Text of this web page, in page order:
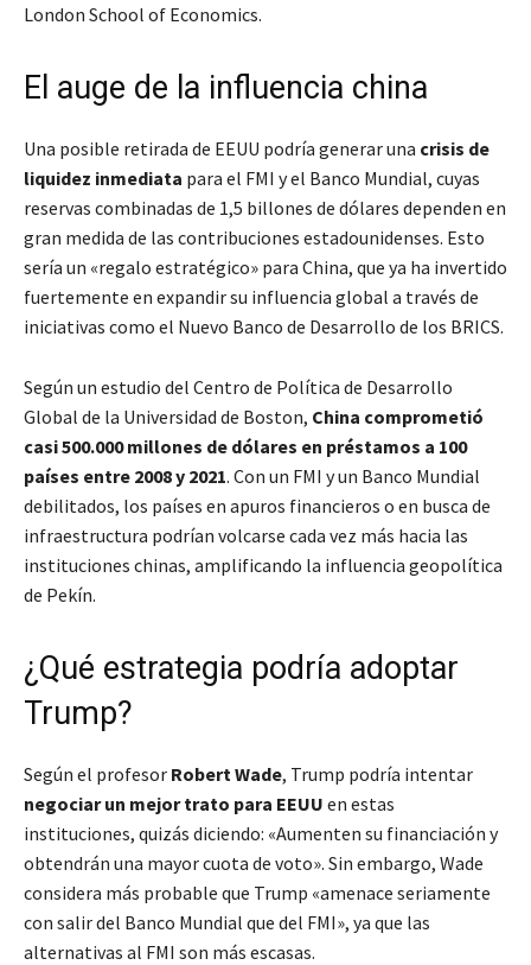
London School of Economics.
El auge de la influencia china
Una posible retirada de EEUU podría generar una crisis de
liquidez inmediata para el FMI y el Banco Mundial, cuyas
reservas combinadas de 1,5 billones de dólares dependen en
gran medida de las contribuciones estadounidenses. Esto
sería un «regalo estratégico» para China, que ya ha invertido
fuertemente en expandir su influencia global a través de
iniciativas como el Nuevo Banco de Desarrollo de los BRICS.
Según un estudio del Centro de Política de Desarrollo
Global de la Universidad de Boston, China comprometió
casi 500.000 millones de dólares en préstamos a 100
países entre 2008 y 2021. Con un FMI y un Banco Mundial
debilitados, los países en apuros financieros o en busca de
infraestructura podrían volcarse cada vez más hacia las
instituciones chinas, amplificando la influencia geopolítica
de Pekín.
¿Qué estrategia podría adoptar
Trump?
Según el profesor Robert Wade, Trump podría intentar
negociar un mejor trato para EEUU en estas
instituciones, quizás diciendo: «Aumenten su financiación y
obtendrán una mayor cuota de voto». Sin embargo, Wade
considera más probable que Trump «amenace seriamente
con salir del Banco Mundial que del FMI», ya que las
alternativas al FMI son más escasas.